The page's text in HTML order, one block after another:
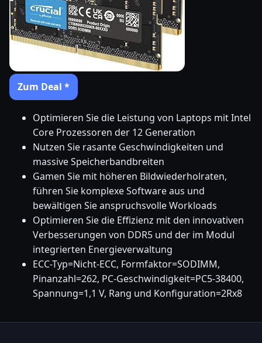
Zum Deal *
Optimieren Sie die Leistung von Laptops mit Intel
Core Prozessoren der 12 Generation
Nutzen Sie rasante Geschwindigkeiten und
massive Speicherbandbreiten
Gamen Sie mit höheren Bildwiederholraten,
führen Sie komplexe Software aus und
bewältigen Sie anspruchsvolle Workloads
Optimieren Sie die Effizienz mit den innovativen
Verbesserungen von DDR5 und der im Modul
integrierten Energieverwaltung
ECC-Typ=Nicht-ECC, Formfaktor=SODIMM,
Pinanzahl=262, PC-Geschwindigkeit=PC5-38400,
Spannung=1,1 V, Rang und Konfiguration=2Rx8